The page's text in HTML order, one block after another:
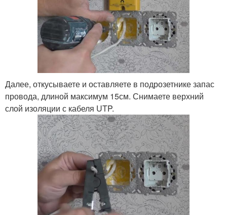
Далее, откусываете и оставляете в подрозетнике запас
провода, длиной максимум 15см. Снимаете верхний
слой изоляции с кабеля UTP.